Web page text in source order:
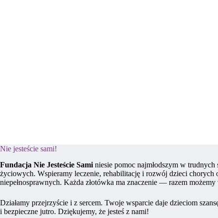
Nie jesteście sami!
Fundacja Nie Jesteście Sami niesie pomoc najmłodszym w trudnych
życiowych. Wspieramy leczenie, rehabilitację i rozwój dzieci chorych
niepełnosprawnych. Każda złotówka ma znaczenie — razem możemy
Działamy przejrzyście i z sercem. Twoje wsparcie daje dzieciom
i bezpieczne jutro. Dziękujemy, że jesteś z nami!